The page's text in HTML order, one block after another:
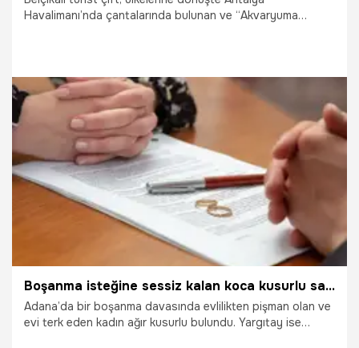
Havalimanı’nda çantalarında bulunan ve “Akvaryuma
mağduriyet gibi yansıtıldı ve Türkiye aleyhine bir
kampanyaya dönüştü. Oysa ki Antalya Müzesi uzmanları
taşların Roma Dönemi’nden kalma olduğunu tespit etti. O
taşlar müzede korumaya alındı.
29.09.2023 Yaşam
Boşanma isteğine sessiz kalan koca kusurlu sayıldı
Adana’da bir boşanma davasında evlilikten pişman olan ve
evi terk eden kadın ağır kusurlu bulundu. Yargıtay ise